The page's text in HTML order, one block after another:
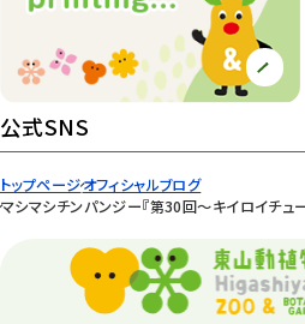
トップページオフィシャルブログ
マシマシチンパンジー『第30回～キイロイチュ
環境教育
遊園地
タワー
森のとこやさん
公式SNS